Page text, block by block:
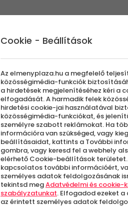
Cookie - Beállítások
Az elmenyplaza.hu a megfelelő
közösségimédia-funkciók
a hirdetések megjelenítéséhez kéri a
elfogadását. A harmadik felek
hirdetési cookie-jai használatával
közösségimédia-funkciókat, és
személyre szabott reklámokat. Ha
információra van szükséged, vagy
beállításaidat, kattints a További
gombra, vagy keresd fel a webhely
elérhető Cookie-beállítások
kapcsolatos további információért,
személyes adatok feldolgozásának
tekintsd megAdatvédelmi és cookie-
szabályzatunkat. Elfogadod ezeket
az érintett személyes adatok